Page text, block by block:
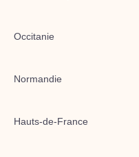
Occitanie
Normandie
Hauts-de-France